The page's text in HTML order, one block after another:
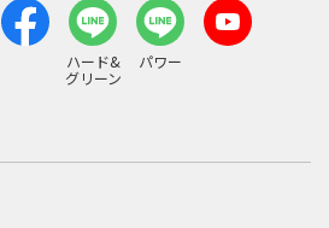
ハード&
グリーン
パワー